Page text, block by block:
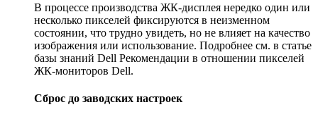
В процессе производства ЖК-дисплея нередко один или
несколько пикселей фиксируются в неизменном
состоянии, что трудно увидеть, но не влияет на качество
изображения или использование. Подробнее см. в статье
базы знаний Dell Рекомендации в отношении пикселей
ЖК-мониторов Dell.
Сброс до заводских настроек